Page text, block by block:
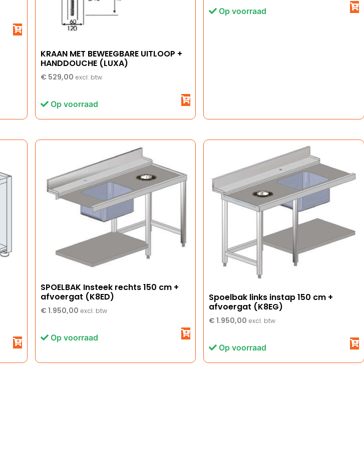
KRAAN MET BEWEEGBARE UITLOOP +
HANDDOUCHE (LUXA)
€ 529,00 excl. btw
Op voorraad
Op voorraad
SPOELBAK Insteek rechts 150 cm +
afvoergat (K8ED)
€1.950,00 excl. btw
Op voorraad
Spoelbak links instap 150 cm +
afvoergat (K8EG)
€1.950,00 excl. btw
Op voorraad